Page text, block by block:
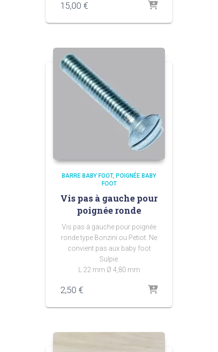
15,00 €
BARRE BABY FOOT POIGNÉE BABY
FOOT
Vis pas à gauche pour
poignée ronde
Vis pas à gauche pour poignée
ronde type Bonzini ou Petiot. Ne
convient pas aux baby foot
Sulpie.
L 22 mm Ø 4,80 mm
2,50 €